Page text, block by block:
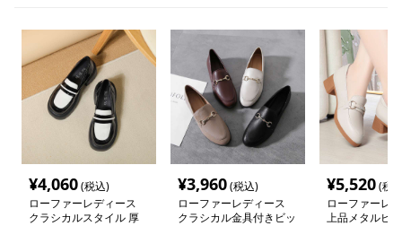
¥4,060(税込)
ローファーレディース
クラシカルスタイル 厚
¥3,960(税込)
ローファーレディース
クラシカル金具付きビッ
¥5,520(税
ローファーレ
上品メタルビ